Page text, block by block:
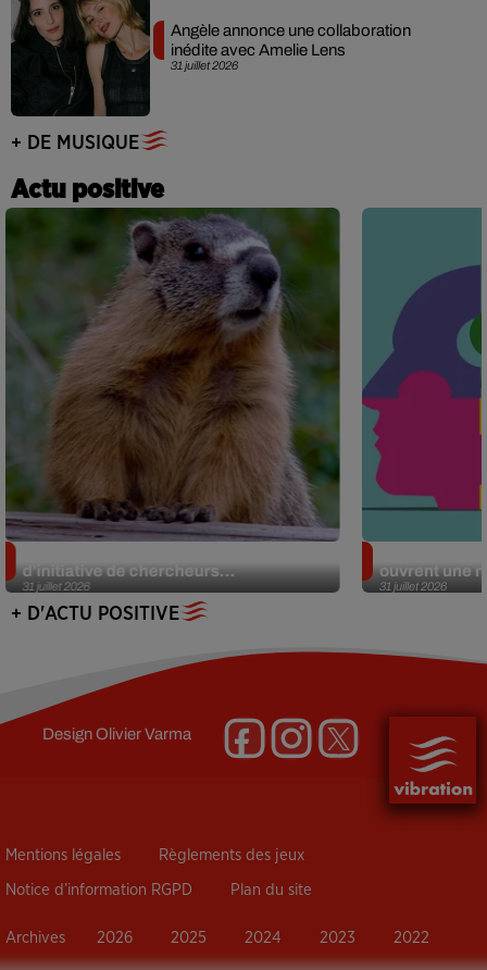
31 juillet 2026
Angèle annonce une collaboration
inédite avec Amelie Lens
+ DE MUSIQUE
Actu positive
31 juillet 2026
d’initiative de chercheurs...
31 juillet 2026
ouvrent une
+ D'ACTU POSITIVE
DesignOlivier Varma
Mentions légales Règlements des jeux
Notice d’information RGPD Plan du site
Archives 2026 2025 2024 2023 2022